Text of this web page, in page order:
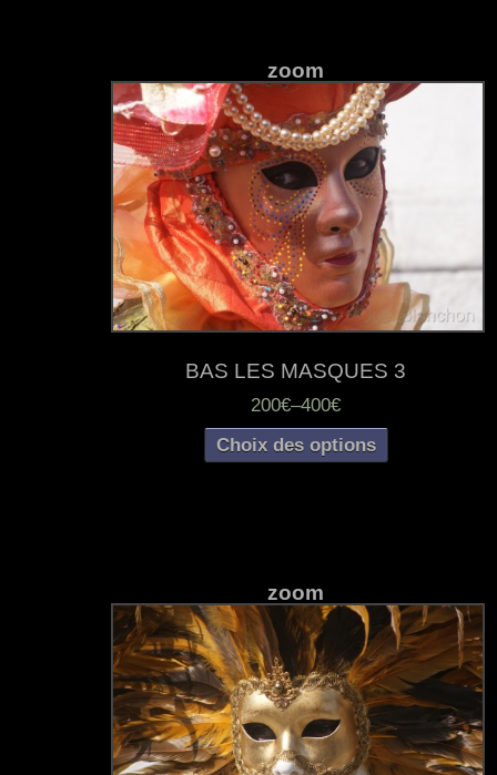
zoom
BAS LES MASQUES 3
200€–400€
Choix des options
zoom